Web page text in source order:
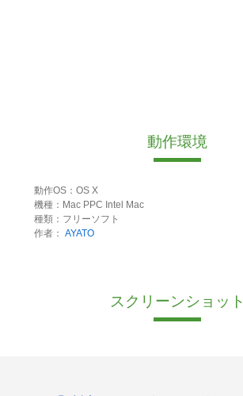
動作環境
動作OS：OS X
機種：Mac PPC Intel Mac
種類：フリーソフト
作者： AYATO
スクリーンショット